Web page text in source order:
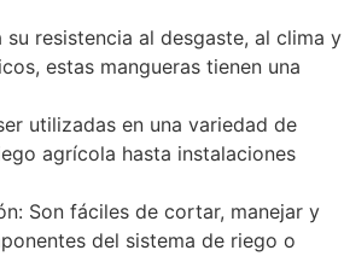
resistencia al desgaste, al clima y
estas mangueras tienen una
utilizadas en una variedad de
agrícola hasta instalaciones
Son fáciles de cortar, manejar y
del sistema de riego o